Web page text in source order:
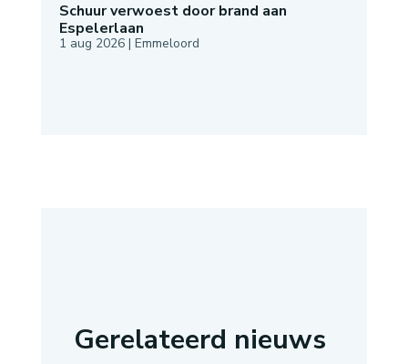
Schuur verwoest door brand aan
Espelerlaan
1 aug 2026| Emmeloord
Gerelateerd nieuws